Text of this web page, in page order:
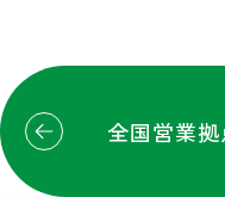
全国営業